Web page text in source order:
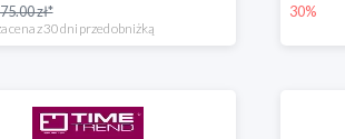
75.00 zł*
cena z 30 dni przed obniżką
30%